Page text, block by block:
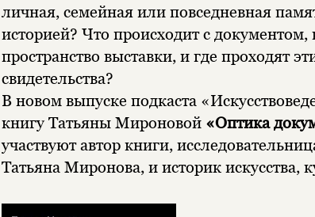
личная, семейная или повседневная
историей? Что происходит с документом,
пространство выставки, и где проходят
свидетельства?
В новом выпуске подкаста
книгу Татьяны Мироновой «Оптика
участвуют автор книги,
Татьяна Миронова, и историк искусства,